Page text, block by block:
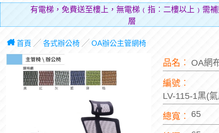
有電梯，免費送至樓上，無電梯﹙指︰二樓以上﹚需
層費用
首頁 ╱ 各式辦公椅╱ OA辦公主管網椅
品名︰ OA網
編號︰
LV-115-1黑(
總寬︰ 65